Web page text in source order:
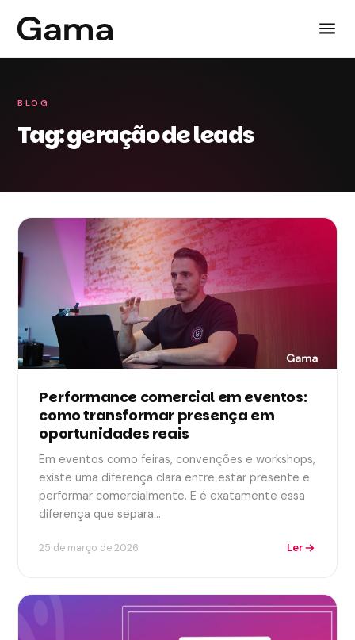
BLOG
Tag: geração de leads
Performance comercial em eventos:
como transformar presença em
oportunidades reais
Em eventos como feiras, convenções e workshops,
existe uma diferença clara entre estar presente e
performar comercialmente. E é exatamente essa
diferença que separa…
25 de março de 2026 Ler